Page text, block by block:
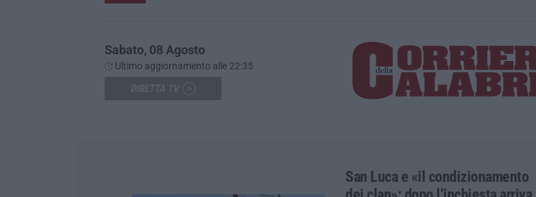
Sabato, 08 Agosto
Ultimo aggiornamento alle 22:35
San Luca e «il condizionamento